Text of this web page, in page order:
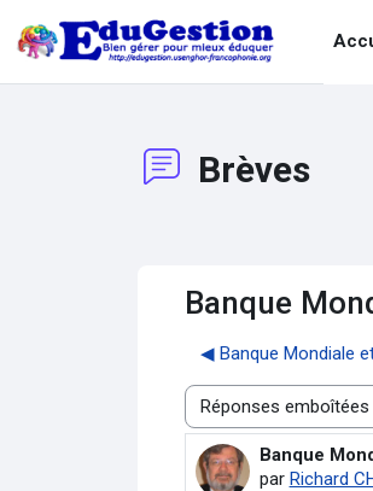
Brèves
Banque
◀︎ Banque Mondiale
Type d’affichage
Banque
par Richard
Nombre de